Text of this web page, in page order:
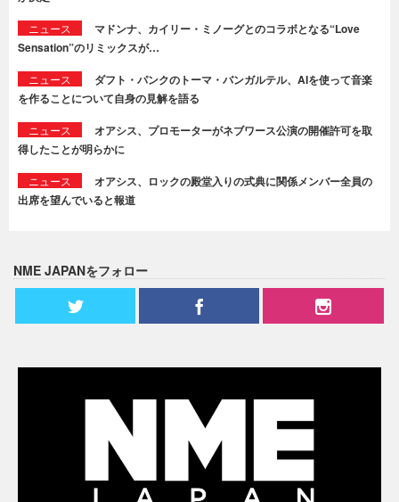
ニュース
マドンナ、カイリー・ミノーグとのコラボとなる“Love
Sensation”のリミックスが…
ニュース
ダフト・パンクのトーマ・バンガルテル、AIを使って音楽
を作ることについて自身の見解を語る
ニュース
オアシス、プロモーターがネブワース公演の開催許可を取
得したことが明らかに
ニュース
オアシス、ロックの殿堂入りの式典に関係メンバー全員の
出席を望んでいると報道
NME JAPANをフォロー